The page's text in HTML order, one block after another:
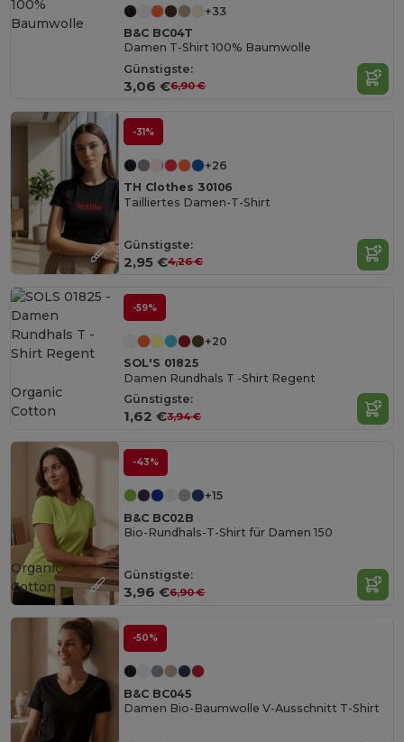
+33
B&C BC04T
Damen T-Shirt 100% Baumwolle
Günstigste:
3,06 €6,90 €
-31%
+26
TH Clothes 30106
Tailliertes Damen-T-Shirt
Günstigste:
2,95 €4,26 €
-59%
+20
SOL'S 01825
Damen Rundhals T -Shirt Regent
Günstigste:
1,62 €3,94 €
Organic
Cotton
-43%
+15
B&C BC02B
Bio-Rundhals-T-Shirt für Damen 150
Günstigste:
3,96 €6,90 €
Organic
Cotton
-50%
B&C BC045
Damen Bio-Baumwolle V-Ausschnitt T-Shirt